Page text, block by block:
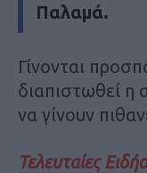
Παλαμά.
Γίνονται
διαπιστωθεί η
να γίνουν
Τελευταίες